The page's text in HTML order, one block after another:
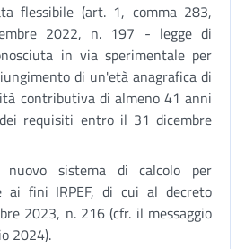
flessibile (art. 1, comma 283,
2022, n. 197 - legge di
in via sperimentale per
di un'età anagrafica di
contributiva di almeno 41 anni
requisiti entro il 31 dicembre
nuovo sistema di calcolo per
ai fini IRPEF, di cui al decreto
2023, n. 216 (cfr. il messaggio
2024).